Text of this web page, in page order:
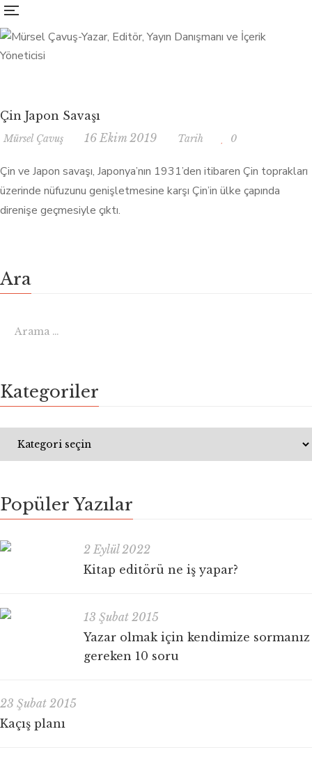
Çin Japon Savaşı
Mürsel Çavuş 16 Ekim 2019 Tarih 0
Çin ve Japon savaşı, Japonya’nın 1931’den itibaren Çin toprakları
üzerinde nüfuzunu genişletmesine karşı Çin’in ülke çapında
direnişe geçmesiyle çıktı.
Ara
Kategoriler
Popüler Yazılar
2 Eylül 2022
Kitap editörü ne iş yapar?
13 Şubat 2015
Yazar olmak için kendimize sormanız
gereken 10 soru
23 Şubat 2015
Kaçış planı